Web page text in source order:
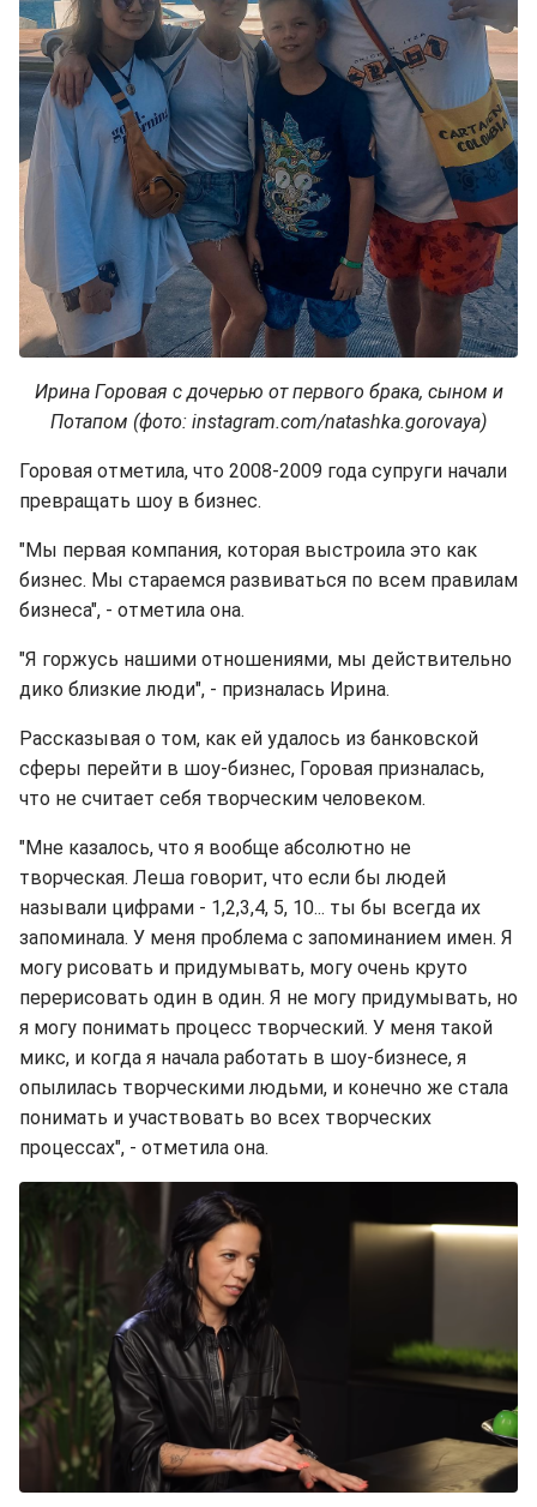
Ирина Горовая с дочерью от первого брака, сыном и
Потапом (фото: instagram.com/natashka.gorovaya)
Горовая отметила, что 2008-2009 года супруги начали
превращать шоу в бизнес.
"Мы первая компания, которая выстроила это как
бизнес. Мы стараемся развиваться по всем правилам
бизнеса", - отметила она.
"Я горжусь нашими отношениями, мы действительно
дико близкие люди", - призналась Ирина.
Рассказывая о том, как ей удалось из банковской
сферы перейти в шоу-бизнес, Горовая призналась,
что не считает себя творческим человеком.
"Мне казалось, что я вообще абсолютно не
творческая. Леша говорит, что если бы людей
называли цифрами - 1,2,3,4, 5, 10... ты бы всегда их
запоминала. У меня проблема с запоминанием имен. Я
могу рисовать и придумывать, могу очень круто
перерисовать один в один. Я не могу придумывать, но
я могу понимать процесс творческий. У меня такой
микс, и когда я начала работать в шоу-бизнесе, я
опылилась творческими людьми, и конечно же стала
понимать и участвовать во всех творческих
процессах", - отметила она.